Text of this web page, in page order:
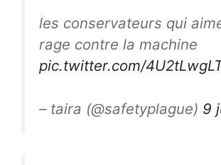
les conservateurs qui
rage contre la machine
pic.twitter.com/
– taira (@safetyplague) 9